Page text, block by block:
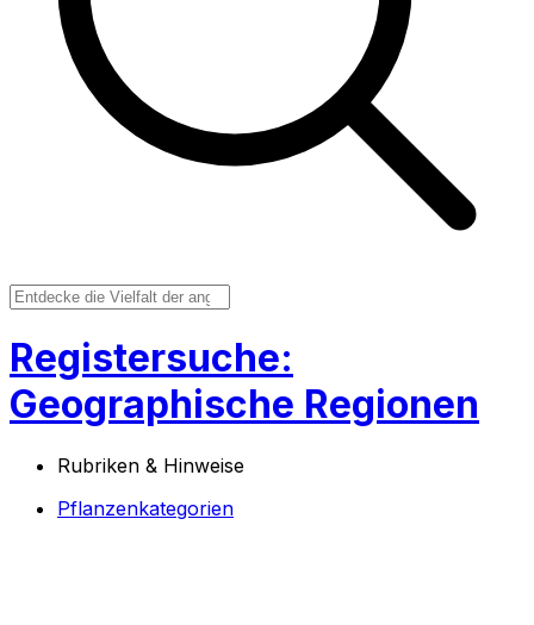
Registersuche:
Geographische Regionen
Rubriken & Hinweise
Pflanzenkategorien